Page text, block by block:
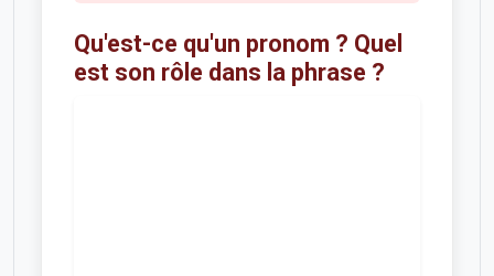
Qu'est-ce qu'un pronom ? Quel
est son rôle dans la phrase ?